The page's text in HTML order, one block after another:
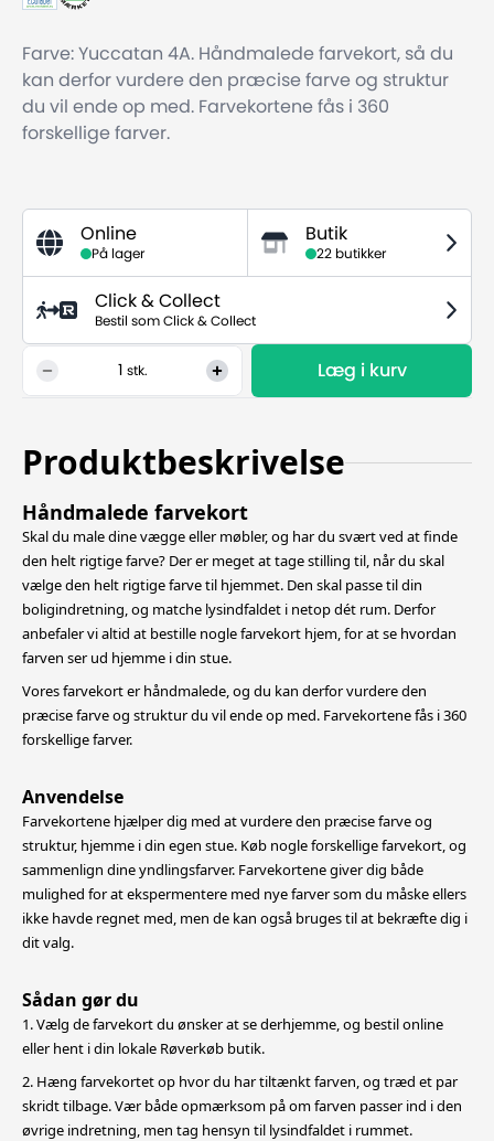
Farve: Yuccatan 4A. Håndmalede farvekort, så du
kan derfor vurdere den præcise farve og struktur
du vil ende op med. Farvekortene fås i 360
forskellige farver.
Online
På lager
Butik
22 butikker
Click & Collect
Bestil som Click & Collect
stk. Læg i kurv
Produktbeskrivelse
Håndmalede farvekort
Skal du male dine vægge eller møbler, og har du svært ved at finde
den helt rigtige farve? Der er meget at tage stilling til, når du skal
vælge den helt rigtige farve til hjemmet. Den skal passe til din
boligindretning,og matche lysindfaldet i netop dét rum. Derfor
anbefaler vi altid at bestille nogle farvekort hjem, for at se hvordan
farven ser ud hjemme i din stue.
Vores farvekort er håndmalede, og du kan derfor vurdere den
præcise farve og struktur du vil ende op med. Farvekortene fås i 360
forskellige farver.
Anvendelse
Farvekortene hjælper dig med at vurdere den præcise farve og
struktur, hjemme i din egen stue. Køb nogle forskellige farvekort, og
sammenlign dine yndlingsfarver. Farvekortene giver dig både
mulighed for atekspermentere med nye farver som du måske ellers
ikke havde regnet med, men de kan også bruges til at bekræfte dig i
dit valg.
Sådan gør du
1. Vælg de farvekort du ønsker at se derhjemme, og bestil online
eller hent i din lokale Røverkøb butik.
2. Hæng farvekortet op hvor du har tiltænkt farven, og træd et par
skridt tilbage. Vær både opmærksom på om farven passer ind i den
øvrige indretning, men tag hensyn til lysindfaldet i rummet.